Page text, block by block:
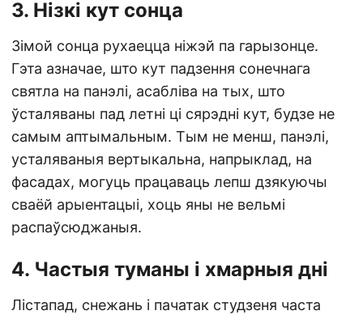
3. Нізкі кут сонца
Зімой сонца рухаецца ніжэй па гарызонце.
Гэта азначае, што кут падзення сонечнага
святла на панэлі, асабліва на тых, што
ўсталяваны пад летні ці сярэдні кут, будзе не
самым аптымальным. Тым не менш, панэлі,
усталяваныя вертыкальна, напрыклад, на
фасадах, могуць працаваць лепш дзякуючы
сваёй арыентацыі, хоць яны не вельмі
распаўсюджаныя.
4. Частыя туманы і хмарныя дні
Лістапад, снежань і пачатак студзеня часта